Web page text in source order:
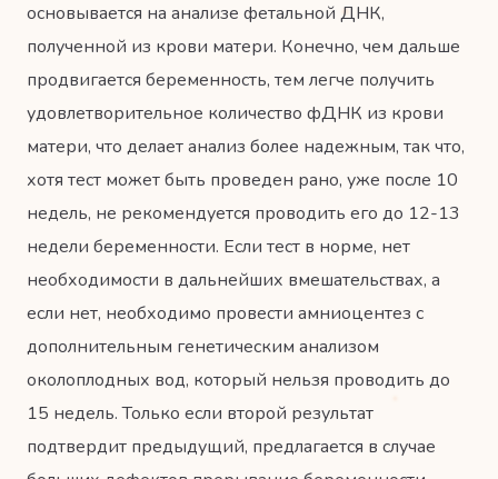
основывается на анализе фетальной ДНК,
полученной из крови матери. Конечно, чем дальше
продвигается беременность, тем легче получить
удовлетворительное количество фДНК из крови
матери, что делает анализ более надежным, так что,
хотя тест может быть проведен рано, уже после 10
недель, не рекомендуется проводить его до 12-13
недели беременности. Если тест в норме, нет
необходимости в дальнейших вмешательствах, а
если нет, необходимо провести амниоцентез с
дополнительным генетическим анализом
околоплодных вод, который нельзя проводить до
15 недель. Только если второй результат
подтвердит предыдущий, предлагается в случае